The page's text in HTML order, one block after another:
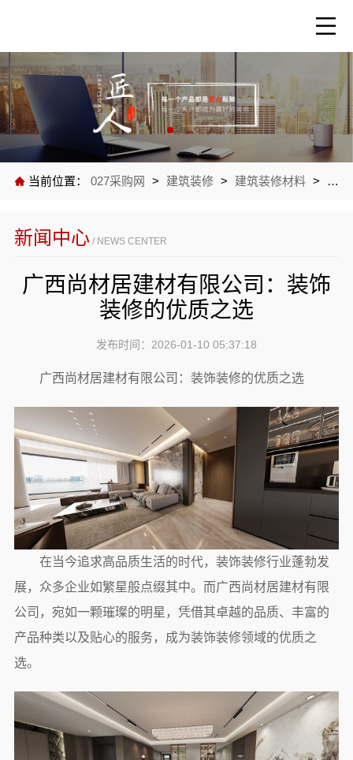
当前位置： 027采购网 > 建筑装修 > 建筑装修材料 > 公
新闻中心 / NEWS CENTER
广西尚材居建材有限公司：装饰
装修的优质之选
发布时间：2026-01-10 05:37:18
广西尚材居建材有限公司：装饰装修的优质之选
在当今追求高品质生活的时代，装饰装修行业蓬勃发
展，众多企业如繁星般点缀其中。而广西尚材居建材有限
公司，宛如一颗璀璨的明星，凭借其卓越的品质、丰富的
产品种类以及贴心的服务，成为装饰装修领域的优质之
选。